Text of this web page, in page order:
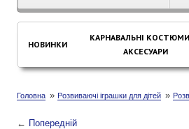
НОВИНКИ
КАРНАВАЛЬНІ
АКСЕСУАРИ
Головна » Розвиваючі іграшки для дітей »
← Попередній